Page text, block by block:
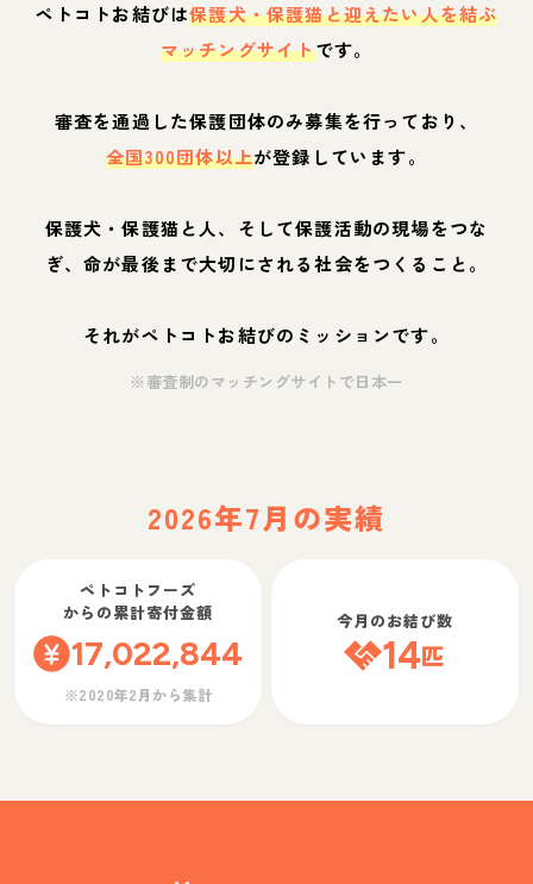
ペトコトお結びは保護犬・保護猫と迎えたい人を結ぶ
マッチングサイトです。
審査を通過した保護団体のみ募集を行っており、
全国300団体以上が登録しています。
保護犬・保護猫と人、そして保護活動の現場をつな
ぎ、命が最後まで大切にされる社会をつくること。
それがペトコトお結びのミッションです。
※審査制のマッチングサイトで日本一
2026年7月の実績
ペトコトフーズ
からの累計寄付金額
17,022,844
※2020年2月から集計
今月のお結び数
14匹